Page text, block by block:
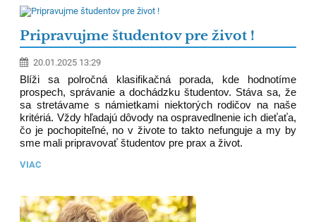
Pripravujme študentov pre život !
20.01.2025 13:29
Blíži sa polročná klasifikačná porada, kde hodnotíme
prospech, správanie a dochádzku študentov. Stáva sa, že
sa stretávame s námietkami niektorých rodičov na naše
kritériá. Vždy hľadajú dôvody na ospravedlnenie ich dieťaťa,
čo je pochopiteľné, no v živote to takto nefunguje a my by
sme mali pripravovať študentov pre prax a život.
VIAC